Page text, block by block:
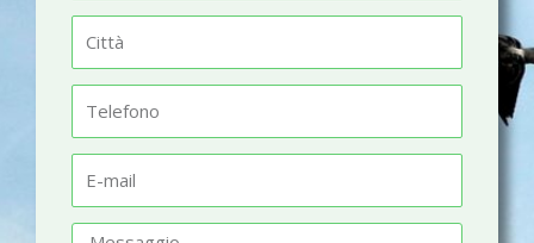
m
t
à
l
fm